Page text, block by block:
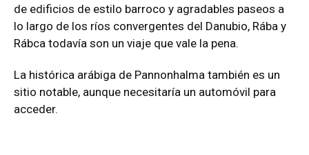
de edificios de estilo barroco y agradables paseos a
lo largo de los ríos convergentes del Danubio, Rába y
Rábca todavía son un viaje que vale la pena.
La histórica arábiga de Pannonhalma también es un
sitio notable, aunque necesitaría un automóvil para
acceder.